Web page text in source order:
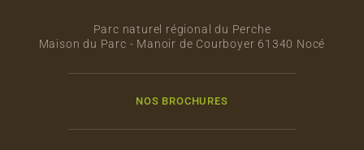
Parc naturel régional du Perche
Maison du Parc - Manoir de Courboyer 61340 Nocé
NOS BROCHURES